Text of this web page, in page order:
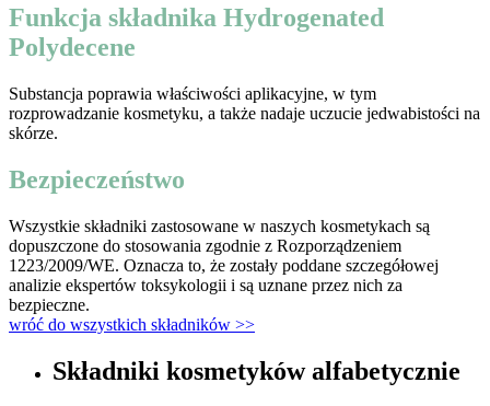
Funkcja składnika Hydrogenated
Polydecene
Substancja poprawia właściwości aplikacyjne, w tym
rozprowadzanie kosmetyku, a także nadaje uczucie jedwabistości na
skórze.
Bezpieczeństwo
Wszystkie składniki zastosowane w naszych kosmetykach są
dopuszczone do stosowania zgodnie z Rozporządzeniem
1223/2009/WE. Oznacza to, że zostały poddane szczegółowej
analizie ekspertów toksykologii i są uznane przez nich za
bezpieczne.
wróć do wszystkich składników >>
Składniki kosmetyków alfabetycznie